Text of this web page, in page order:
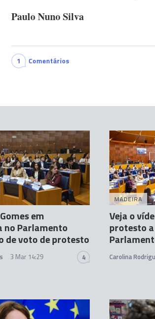
Paulo Nuno Silva
1 Comentários
em
no Parlamento
de voto de protesto
3 Mar 14:29 4
MADEIRA
Veja o
protesto a
Carolina